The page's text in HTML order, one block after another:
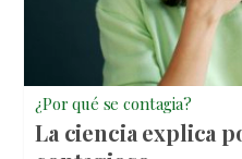
¿Por qué se contagia?
La ciencia explica